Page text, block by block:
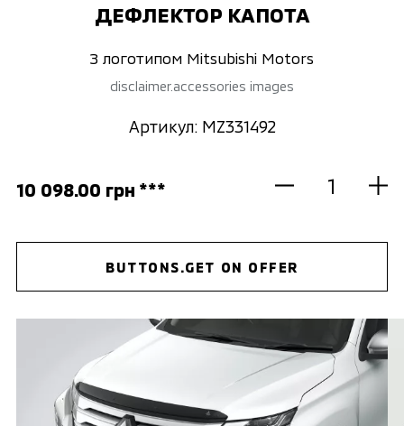
ДЕФЛЕКТОР КАПОТА
З логотипом Mitsubishi Motors
disclaimer.accessories images
Артикул: MZ331492
10 098.00 грн ***
BUTTONS.GET ON OFFER